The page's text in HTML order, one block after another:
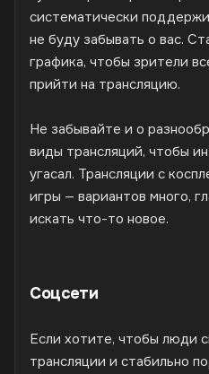
систематически
не буду забывать о вас.
графика, чтобы зрители
прийти на трансляцию.
Не забывайте и о
виды трансляций, чтобы
угасал. Трансляции с
игры — вариантов много,
искать что-то новое.
Соцсети
Если хотите, чтобы люди
трансляции и стабильно